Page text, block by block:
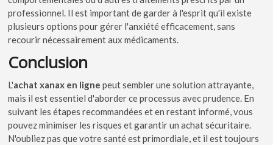
professionnel. Il est important de garder à l'esprit qu'il existe
plusieurs options pour gérer l'anxiété efficacement, sans
recourir nécessairement aux médicaments.
Conclusion
L'achat xanax en ligne peut sembler une solution attrayante,
mais il est essentiel d'aborder ce processus avec prudence. En
suivant les étapes recommandées et en restant informé, vous
pouvez minimiser les risques et garantir un achat sécuritaire.
N'oubliez pas que votre santé est primordiale, et il est toujours